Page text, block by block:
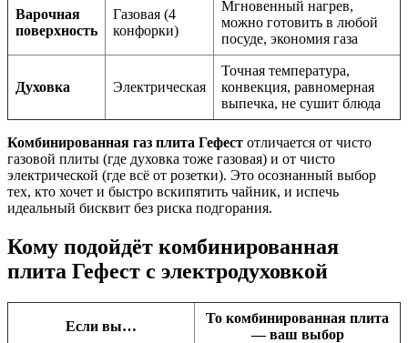
Варочная
поверхность
Газовая (4
конфорки)
Мгновенный нагрев,
можно готовить в любой
посуде, экономия газа
Духовка Электрическая
Точная температура,
конвекция, равномерная
выпечка, не сушит блюда
Комбинированная газ плита Гефест отличается от чисто
газовой плиты (где духовка тоже газовая) и от чисто
электрической (где всё от розетки). Это осознанный выбор
тех, кто хочет и быстро вскипятить чайник, и испечь
идеальный бисквит без риска подгорания.
Кому подойдёт комбинированная
плита Гефест с электродуховкой
Если вы…
То комбинированная плита
— ваш выбор